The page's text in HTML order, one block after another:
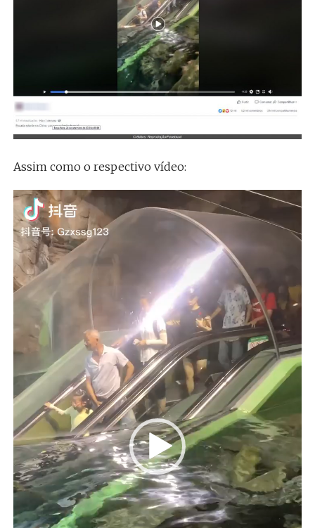
Assim como o respectivo vídeo:
Tocador
de
vídeo